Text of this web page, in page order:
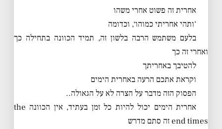
אחרית זה פשוט אחרי משהו
‘ותהי אחריתי כמוהו׳, וכדומה
בלעם משתמש הרבה בלשון זה, תמיד הכוונה בתחילה כך
ואחרי זה כך
להטיבך באחריתך
וקראת אתכם הרעה באחרית הימים
הפסוק הזה מדבר על הצרה לא על הגאולה..
אחרית הימים יכול להיות כל זמן בעתיד, אין הכוונה the
end times זה סתם מדרש